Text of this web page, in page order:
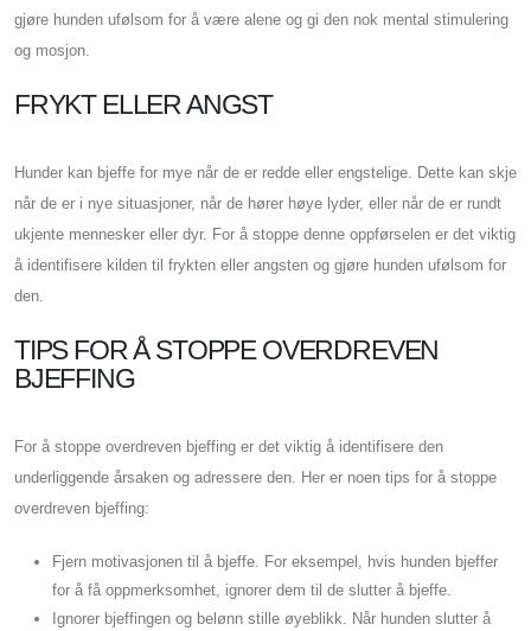
gjøre hunden ufølsom for å være alene og gi den nok mental stimulering
og mosjon.
FRYKT ELLER ANGST
Hunder kan bjeffe for mye når de er redde eller engstelige. Dette kan skje
når de er i nye situasjoner, når de hører høye lyder, eller når de er rundt
ukjente mennesker eller dyr. For å stoppe denne oppførselen er det viktig
å identifisere kilden til frykten eller angsten og gjøre hunden ufølsom for
den.
TIPS FOR Å STOPPE OVERDREVEN
BJEFFING
For å stoppe overdreven bjeffing er det viktig å identifisere den
underliggende årsaken og adressere den. Her er noen tips for å stoppe
overdreven bjeffing:
Fjern motivasjonen til å bjeffe. For eksempel, hvis hunden bjeffer
for å få oppmerksomhet, ignorer dem til de slutter å bjeffe.
Ignorer bjeffingen og belønn stille øyeblikk. Når hunden slutter å